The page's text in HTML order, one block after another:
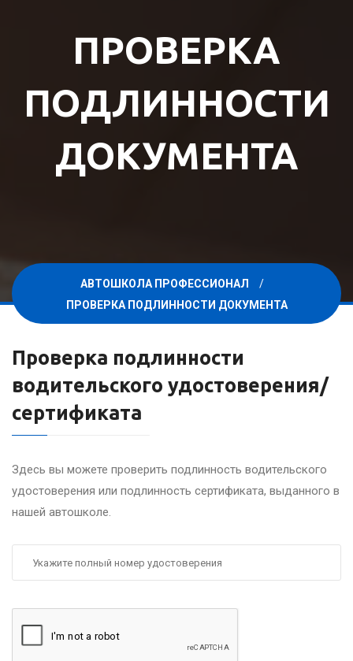
ПРОВЕРКА
ПОДЛИННОСТИ
ДОКУМЕНТА
АВТОШКОЛА ПРОФЕССИОНАЛ
ПРОВЕРКА ПОДЛИННОСТИ ДОКУМЕНТА
Проверка подлинности
водительского удостоверения/
сертификата
Здесь вы можете проверить подлинность водительского
удостоверения или подлинность сертификата, выданного в
нашей автошколе.